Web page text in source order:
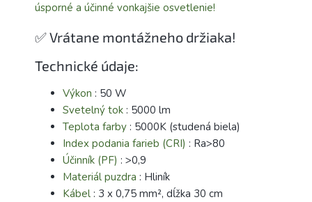
úsporné a účinné vonkajšie osvetlenie!
✅ Vrátane montážneho držiaka!
Technické údaje:
Výkon : 50 W
Svetelný tok : 5000 lm
Teplota farby : 5000K (studená biela)
Index podania farieb (CRI) : Ra>80
Účinník (PF) : >0,9
Materiál puzdra : Hliník
Kábel : 3 x 0,75 mm², dĺžka 30 cm